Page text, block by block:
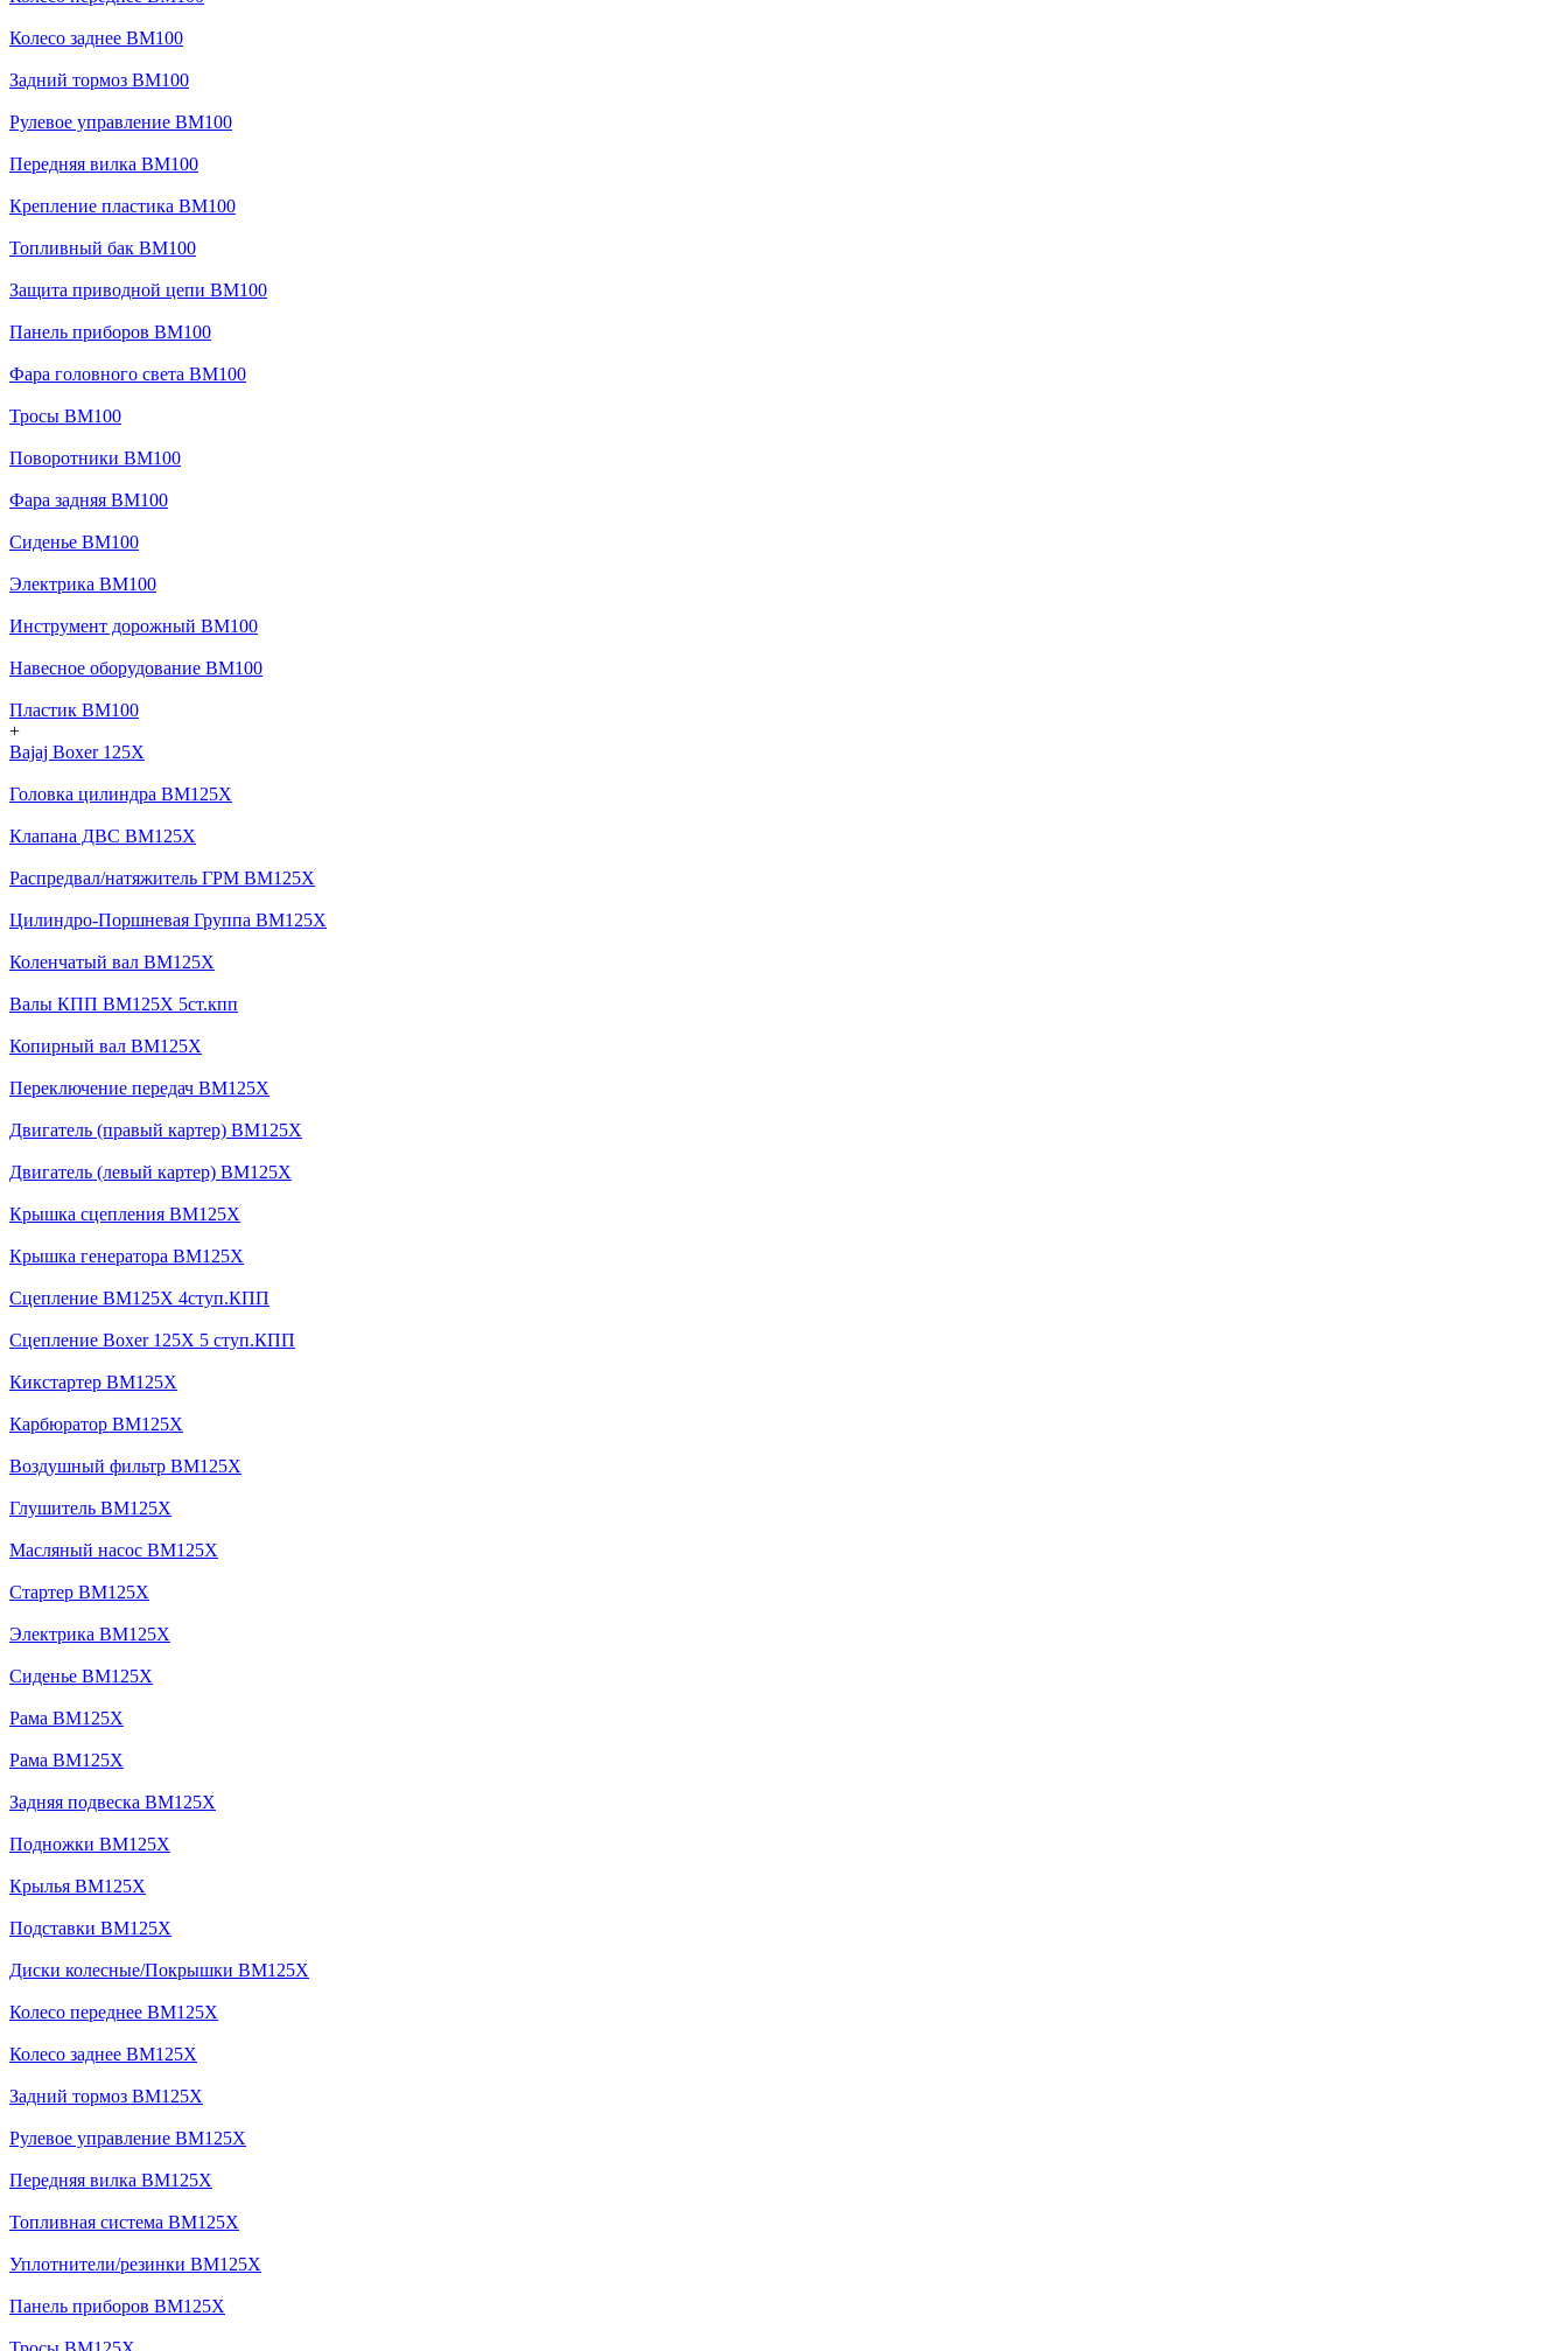
Колесо заднее BM100
Задний тормоз BM100
Рулевое управление BM100
Передняя вилка BM100
Крепление пластика BM100
Топливный бак BM100
Защита приводной цепи BM100
Панель приборов BM100
Фара головного света BM100
Тросы BM100
Поворотники BM100
Фара задняя BM100
Сиденье BM100
Электрика BM100
Инструмент дорожный BM100
Навесное оборудование BM100
Пластик BM100
+
Bajaj Boxer 125X
Головка цилиндра BM125X
Клапана ДВС BM125X
Распредвал/натяжитель ГРМ BM125X
Цилиндро-Поршневая Группа BM125X
Коленчатый вал BM125X
Валы КПП BM125X 5ст.кпп
Копирный вал BM125X
Переключение передач BM125X
Двигатель (правый картер) BM125X
Двигатель (левый картер) BM125X
Крышка сцепления BM125X
Крышка генератора BM125X
Сцепление BM125X 4ступ.КПП
Сцепление Boxer 125X 5 ступ.КПП
Кикстартер BM125X
Карбюратор BM125X
Воздушный фильтр BM125X
Глушитель BM125X
Масляный насос BM125X
Стартер BM125X
Электрика BM125X
Сиденье BM125X
Рама BM125X
Рама BM125X
Задняя подвеска BM125X
Подножки BM125X
Крылья BM125X
Подставки BM125X
Диски колесные/Покрышки BM125X
Колесо переднее BM125X
Колесо заднее BM125X
Задний тормоз BM125X
Рулевое управление BM125X
Передняя вилка BM125X
Топливная система BM125X
Уплотнители/резинки BM125X
Панель приборов BM125X